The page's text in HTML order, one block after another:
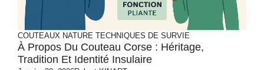
COUTEAUX NATURE TECHNIQUES DE SURVIE
À Propos Du Couteau Corse : Héritage,
Tradition Et Identité Insulaire